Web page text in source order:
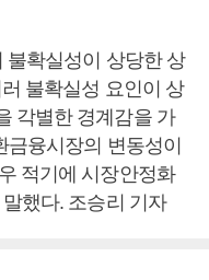
불확실성이 상당한 상
불확실성 요인이 상
각별한 경계감을 가
금융시장의 변동성이
적기에 시장안정화
했다. 조승리 기자